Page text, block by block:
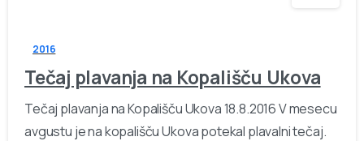
2016
Tečaj plavanja na Kopališču Ukova
Tečaj plavanja na Kopališču Ukova 18.8.2016 V mesecu
avgustu je na kopališču Ukova potekal plavalni tečaj.